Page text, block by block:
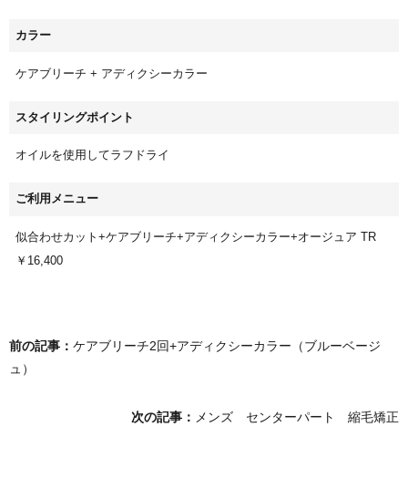
カラー
ケアブリーチ + アディクシーカラー
スタイリングポイント
オイルを使用してラフドライ
ご利用メニュー
似合わせカット+ケアブリーチ+アディクシーカラー+オージュア TR
￥16,400
前の記事： ケアブリーチ2回+アディクシーカラー（ブルーベージ
ュ）
次の記事： メンズ センターパート 縮毛矯正